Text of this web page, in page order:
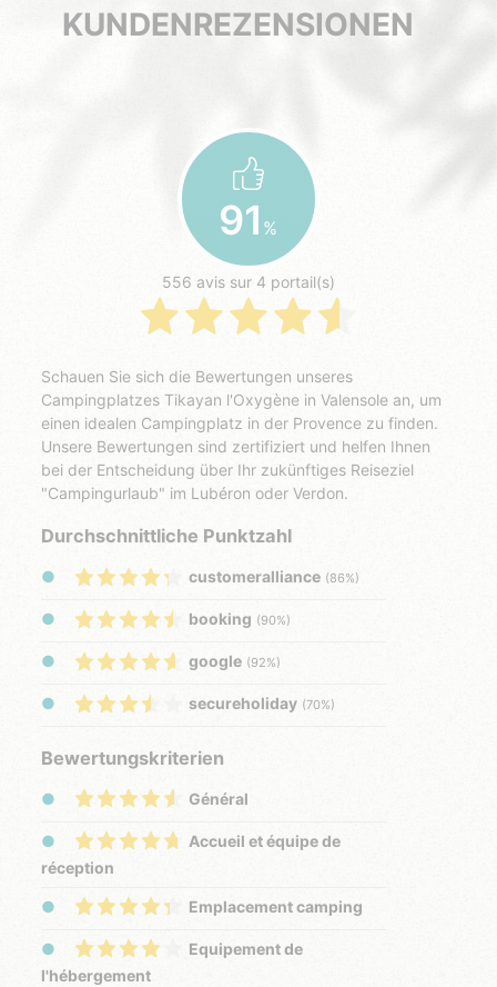
KUNDENREZENSIONEN
91 %
556 avis sur 4 portail(s)
Schauen Sie sich die Bewertungen unseres
Campingplatzes Tikayan l'Oxygène in Valensole an, um
einen idealen Campingplatz in der Provence zu finden.
Unsere Bewertungen sind zertifiziert und helfen Ihnen
bei der Entscheidung über Ihr zukünftiges Reiseziel
"Campingurlaub" im Lubéron oder Verdon.
Durchschnittliche Punktzahl
customeralliance (86%)
booking (90%)
google (92%)
secureholiday (70%)
Bewertungskriterien
Général
Accueil et équipe de
réception
Emplacement camping
Equipement de
l'hébergement